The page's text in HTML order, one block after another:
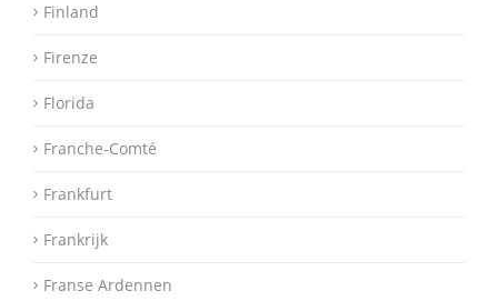
Finland
Firenze
Florida
Franche-Comté
Frankfurt
Frankrijk
Franse Ardennen